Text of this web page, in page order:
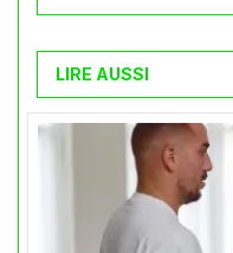
LIRE AUSSI